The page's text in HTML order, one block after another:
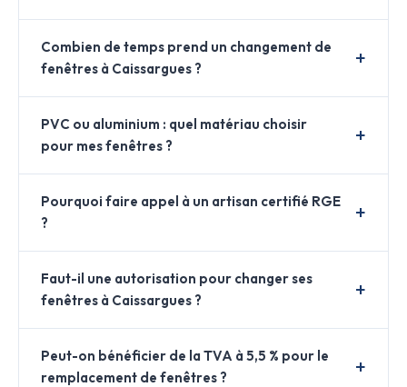
Combien de temps prend un changement de
fenêtres à Caissargues ?
PVC ou aluminium : quel matériau choisir
pour mes fenêtres ?
Pourquoi faire appel à un artisan certifié RGE
?
Faut-il une autorisation pour changer ses
fenêtres à Caissargues ?
Peut-on bénéficier de la TVA à 5,5 % pour le
remplacement de fenêtres ?